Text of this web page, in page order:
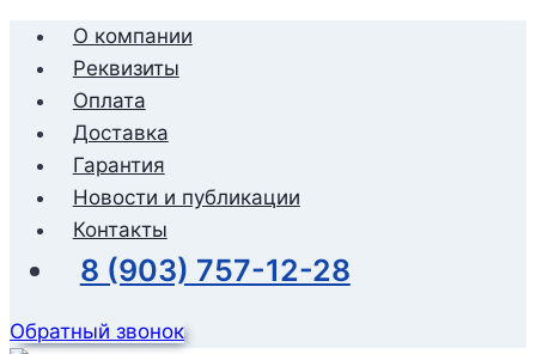
Перейти
содержимому
О компании
Реквизиты
Оплата
Доставка
Гарантия
Новости и публикации
Контакты
8 (903) 757-12-28
Обратный звонок